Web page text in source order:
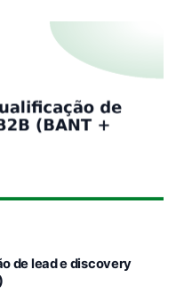
de lead e discovery